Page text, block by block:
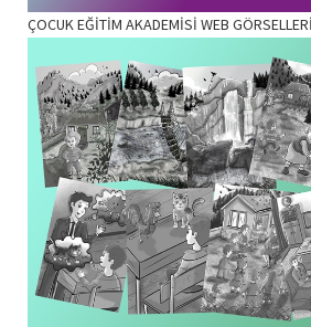
ÇOCUK EĞİTİM AKADEMİSİ WEB